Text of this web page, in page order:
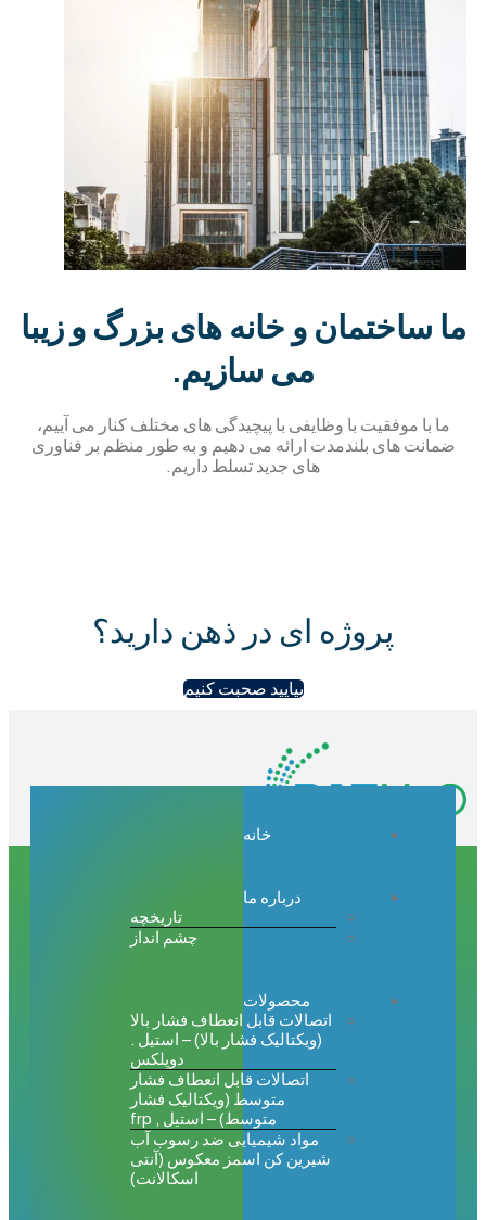
و خانه های بزرگ و زیبا
می سازیم.
وظایفی با پیچیدگی های مختلف کنار می آییم،
ارائه می دهیم و به طور منظم بر فناوری
های جدید تسلط داریم.
ای در ذهن دارید؟
خانه
درباره ما
محصولات
اتصالات قابل انعطاف فشار بالا
(ویکتالیک فشار بالا) – استیل .
اتصالات قابل انعطاف فشار
متوسط (ویکتالیک فشار
مواد شیمیایی ضد رسوب آب
شیرین کن اسمز معکوس (آنتی